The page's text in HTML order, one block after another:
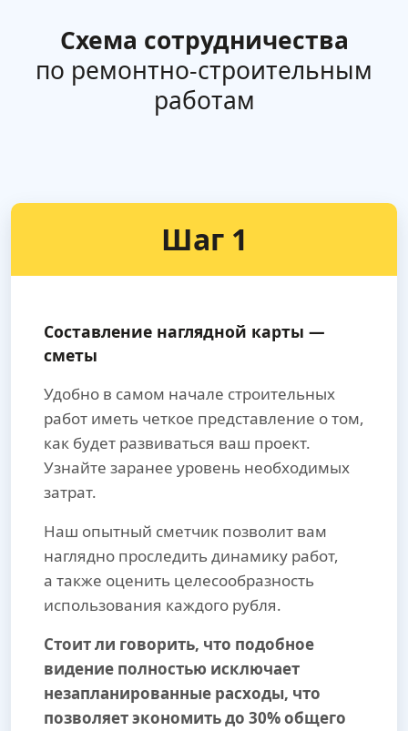
Схема сотрудничества
по ремонтно-строительным
работам
Шаг 1
Составление наглядной карты —
сметы
Удобно в самом начале строительных
работ иметь четкое представление о том,
как будет развиваться ваш проект.
Узнайте заранее уровень необходимых
затрат.
Наш опытный сметчик позволит вам
наглядно проследить динамику работ,
а также оценить целесообразность
использования каждого рубля.
Стоит ли говорить, что подобное
видение полностью исключает
незапланированные расходы, что
позволяет экономить до 30% общего